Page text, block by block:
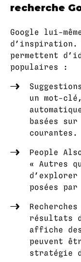
recherche
Google lui-
d’inspiration.
permettent
populaires :
un mot-
basées
courantes.
People
« Autres
d’explorer
posées
résultats
affiche
peuvent
stratégie